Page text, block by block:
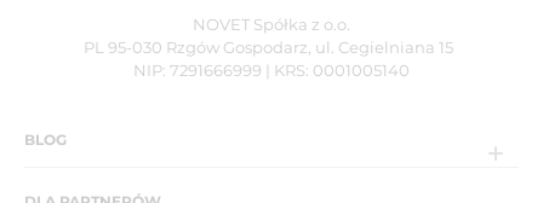
NOVET Spółka z o.o.
PL 95-030 Rzgów Gospodarz, ul. Cegielniana 15
NIP: 7291666999 | KRS: 0001005140
BLOG